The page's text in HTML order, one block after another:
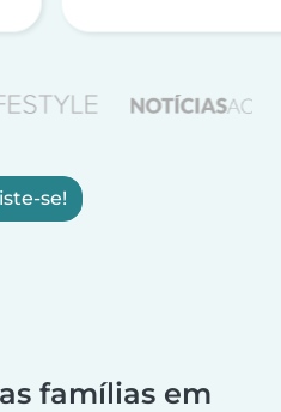
se!
famílias em